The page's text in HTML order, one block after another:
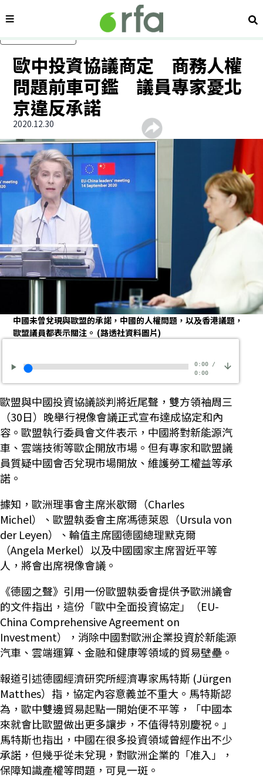
內容分類 搜
歐中投資協議商定 商務人權
問題前車可鑑 議員專家憂北
京違反承諾
2020.12.30
中國未曾兌現與歐盟的承諾，中國的人權問題，以及香港議題，
歐盟議員都表示關注。 (路透社資料圖片)
0:00/
0:00
歐盟與中國投資協議談判將近尾聲，雙方領袖周三
（30日）晚舉行視像會議正式宣布達成協定和內
容。歐盟執行委員會文件表示，中國將對新能源汽
車、雲端技術等歐企開放市場。但有專家和歐盟議
員質疑中國會否兌現市場開放、維護勞工權益等承
諾。
據知，歐洲理事會主席米歇爾（Charles
Michel）、歐盟執委會主席馮德萊恩（Ursula von
der Leyen）、輪值主席國德國總理默克爾
（Angela Merkel）以及中國國家主席習近平等
人，將會出席視像會議。
《德國之聲》引用一份歐盟執委會提供予歐洲議會
的文件指出，這份「歐中全面投資協定」（EU-
China Comprehensive Agreement on
Investment），消除中國對歐洲企業投資於新能源
汽車、雲端運算、金融和健康等領域的貿易壁壘。
報道引述德國經濟研究所經濟專家馬特斯 (Jürgen
Matthes）指，協定內容意義並不重大。馬特斯認
為，歐中雙邊貿易起點一開始便不平等，「中國本
來就會比歐盟做出更多讓步，不值得特別慶祝。」
馬特斯也指出，中國在很多投資領域曾經作出不少
承諾，但幾乎從未兌現，對歐洲企業的「准入」，
保障知識產權等問題，可見一斑。